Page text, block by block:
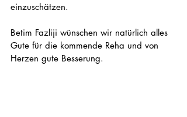
einzuschätzen.
Betim Fazliji wünschen wir natürlich alles
Gute für die kommende Reha und von
Herzen gute Besserung.